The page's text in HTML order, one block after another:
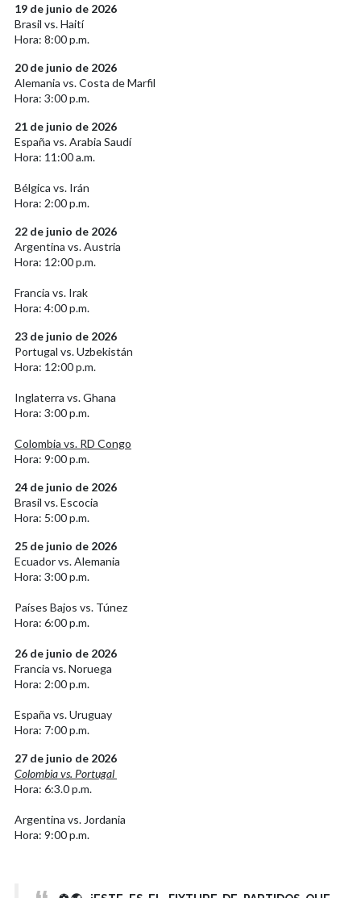
19 de junio de 2026
Brasil vs. Haití
Hora: 8:00 p.m.
20 de junio de 2026
Alemania vs. Costa de Marfil
Hora: 3:00 p.m.
21 de junio de 2026
España vs. Arabia Saudí
Hora: 11:00 a.m.
Bélgica vs. Irán
Hora: 2:00 p.m.
22 de junio de 2026
Argentina vs. Austria
Hora: 12:00 p.m.
Francia vs. Irak
Hora: 4:00 p.m.
23 de junio de 2026
Portugal vs. Uzbekistán
Hora: 12:00 p.m.
Inglaterra vs. Ghana
Hora: 3:00 p.m.
Colombia vs. RD Congo
Hora: 9:00 p.m.
24 de junio de 2026
Brasil vs. Escocia
Hora: 5:00 p.m.
25 de junio de 2026
Ecuador vs. Alemania
Hora: 3:00 p.m.
Países Bajos vs. Túnez
Hora: 6:00 p.m.
26 de junio de 2026
Francia vs. Noruega
Hora: 2:00 p.m.
España vs. Uruguay
Hora: 7:00 p.m.
27 de junio de 2026
Colombia vs. Portugal
Hora: 6:3.0 p.m.
Argentina vs. Jordania
Hora: 9:00 p.m.